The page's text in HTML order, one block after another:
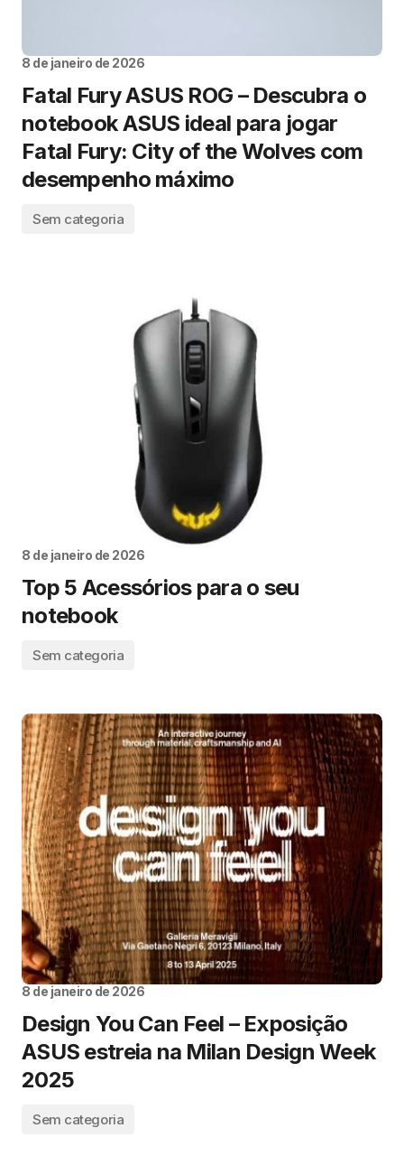
8 de janeiro de 2026
Fatal Fury ASUS ROG – Descubra o
notebook ASUS ideal para jogar
Fatal Fury: City of the Wolves com
desempenho máximo
Sem categoria
8 de janeiro de 2026
Top 5 Acessórios para o seu
notebook
Sem categoria
8 de janeiro de 2026
Design You Can Feel – Exposição
ASUS estreia na Milan Design Week
2025
Sem categoria